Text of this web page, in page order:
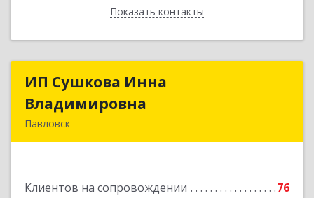
Показать контакты
Назад
ИП Сушкова Инна
Владимировна
Павловск
Клиентов на сопровождении 76
ИП Сушкова Инна
Подробнее